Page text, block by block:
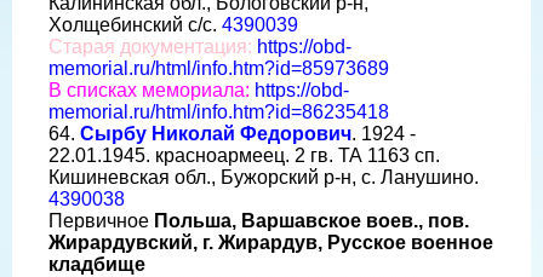
Холщебинский с/с. 4390039
Старая документация: https://obd-
memorial.ru/html/info.htm?id=85973689
В списках мемориала: https://obd-
memorial.ru/html/info.htm?id=86235418
64. Сырбу Николай Федорович. 1924 -
22.01.1945. красноармеец. 2 гв. ТА 1163 сп.
Кишиневская обл., Бужорский р-н, с. Ланушино.
4390038
Первичное Польша, Варшавское воев., пов.
Жирардувский, г. Жирардув, Русское военное
кладбище